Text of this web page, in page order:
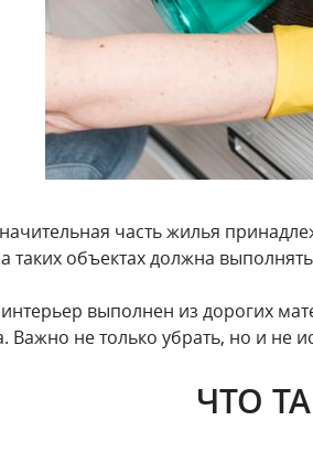
часть жилья
объектах должна
выполнен из дорогих
Важно не только убрать, но и не
ЧТО